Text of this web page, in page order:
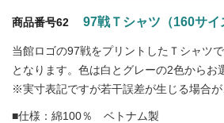
商品番号62 97戦Ｔシャツ（160サイ
当館ロゴの97戦をプリントしたＴシャツ
となります。色は白とグレーの2色からお
※実寸表記ですが若干誤差が生じる場合が
■仕様：綿100％ ベトナム製